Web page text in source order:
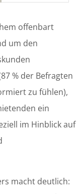
offenbart
um den
% der Befragten
zu fühlen),
ein
im Hinblick auf
macht deutlich: